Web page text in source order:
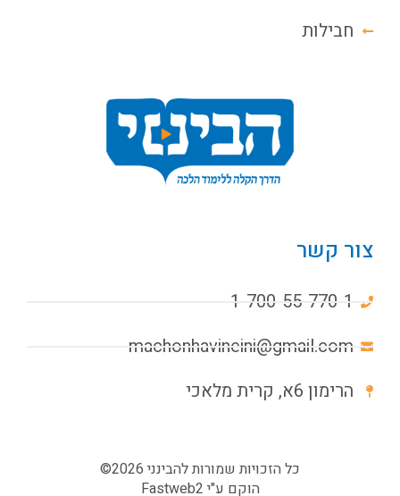
חבילות
צור קשר
1-700-55-770-1
machonhavineini@gmail.com
הרימון 6א, קרית מלאכי
כל הזכויות שמורות להבינני 2026©
הוקם ע"י Fastweb2